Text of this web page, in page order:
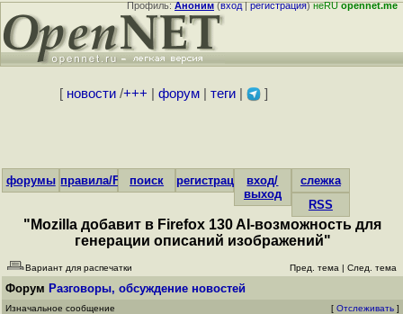
Профиль:Аноним(вход|регистрация)неRUopennet.me
[ новости/+++ форум| теги| ]
форумы правила/FAQпоиск регистрациявход/
выход
слежка
RSS
"Mozilla добавит в Firefox 130 AI-возможность для
генерации описаний изображений"
Вариант для распечатки Пред. тема | След. тема
Форум Разговоры, обсуждение новостей
Изначальное сообщение [ Отслеживать ]